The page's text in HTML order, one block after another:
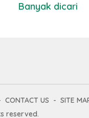
Banyak dicari
CONTACT US
SITE
reserved.